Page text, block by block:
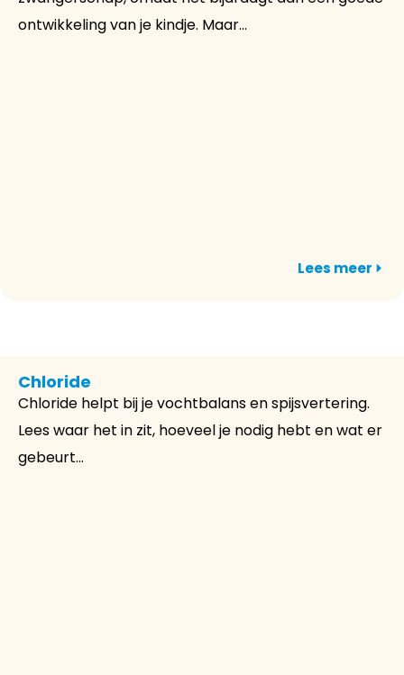
ontwikkeling van je kindje. Maar...
Lees meer
Chloride
Chloride helpt bij je vochtbalans en spijsvertering.
Lees waar het in zit, hoeveel je nodig hebt en wat er
gebeurt...